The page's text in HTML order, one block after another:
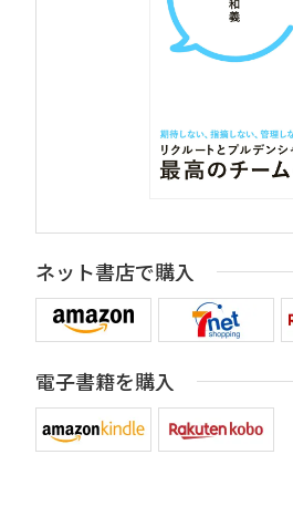
ネット書店で購入
電子書籍を購入